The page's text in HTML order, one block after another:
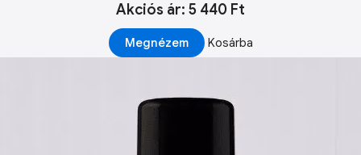
Akciós ár: 5 440 Ft
Megnézem Kosárba